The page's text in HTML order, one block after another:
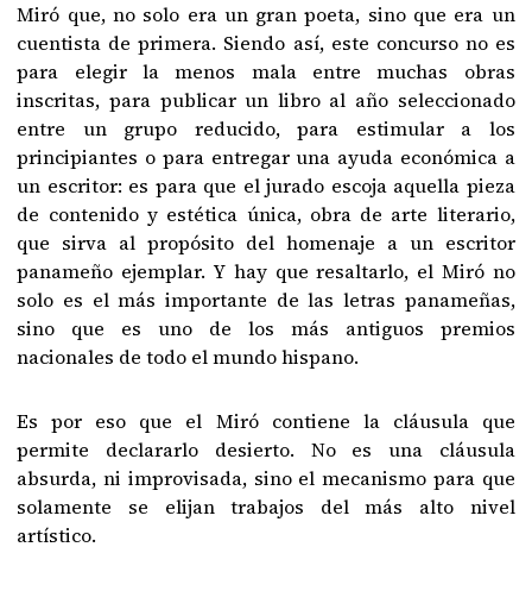
Miró que, no solo era un gran poeta, sino que era un
cuentista de primera. Siendo así, este concurso no es
para elegir la menos mala entre muchas obras
inscritas, para publicar un libro al año seleccionado
entre un grupo reducido, para estimular a los
principiantes o para entregar una ayuda económica a
un escritor: es para que el jurado escoja aquella pieza
de contenido y estética única, obra de arte literario,
que sirva al propósito del homenaje a un escritor
panameño ejemplar. Y hay que resaltarlo, el Miró no
solo es el más importante de las letras panameñas,
sino que es uno de los más antiguos premios
nacionales de todo el mundo hispano.
Es por eso que el Miró contiene la cláusula que
permite declararlo desierto. No es una cláusula
absurda, ni improvisada, sino el mecanismo para que
solamente se elijan trabajos del más alto nivel
artístico.